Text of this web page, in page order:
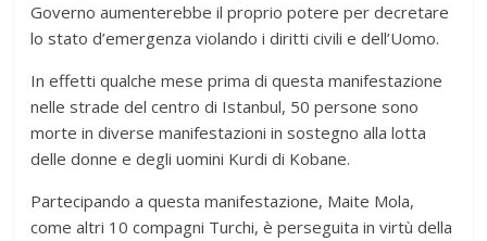
Governo aumenterebbe il proprio potere per decretare
lo stato d’emergenza violando i diritti civili e dell’Uomo.
In effetti qualche mese prima di questa manifestazione
nelle strade del centro di Istanbul, 50 persone sono
morte in diverse manifestazioni in sostegno alla lotta
delle donne e degli uomini Kurdi di Kobane.
Partecipando a questa manifestazione, Maite Mola,
come altri 10 compagni Turchi, è perseguita in virtù della